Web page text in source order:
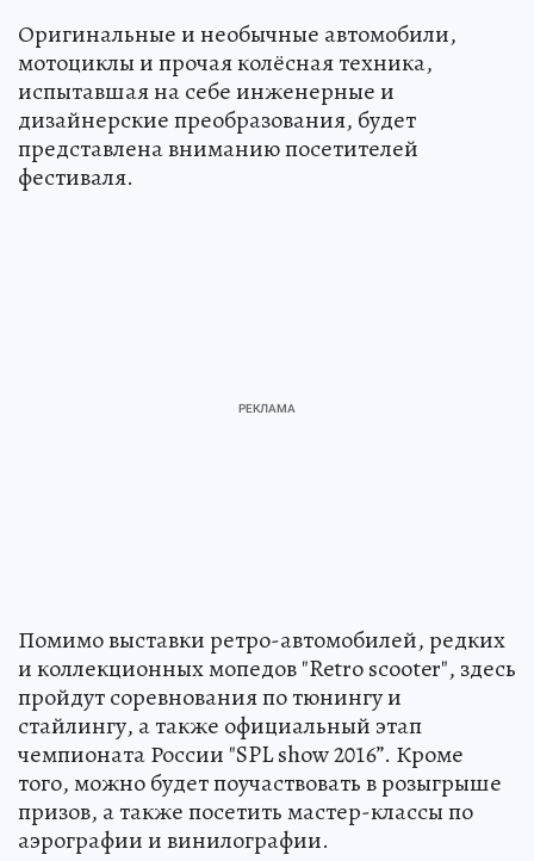
Оригинальные и необычные автомобили,
мотоциклы и прочая колёсная техника,
испытавшая на себе инженерные и
дизайнерские преобразования, будет
представлена вниманию посетителей
фестиваля.
Помимо выставки ретро-автомобилей, редких
и коллекционных мопедов "Retro scooter", здесь
пройдут соревнования по тюнингу и
стайлингу, а также официальный этап
чемпионата России "SPL show 2016”. Кроме
того, можно будет поучаствовать в розыгрыше
призов, а также посетить мастер-классы по
аэрографии и винилографии.